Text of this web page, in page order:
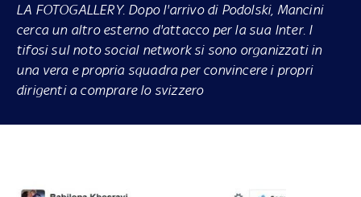
LA FOTOGALLERY. Dopo l'arrivo di Podolski, Mancini
cerca un altro esterno d'attacco per la sua Inter. I
tifosi sul noto social network si sono organizzati in
una vera e propria squadra per convincere i propri
dirigenti a comprare lo svizzero